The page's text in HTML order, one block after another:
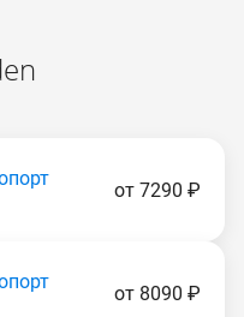
от 7290 ₽
от 8090 ₽